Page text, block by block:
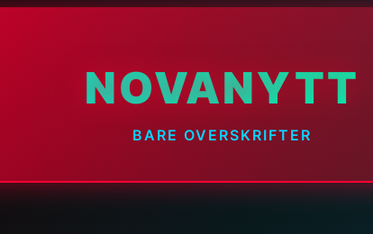
NOVANYTT
BARE OVERSKRIFTER